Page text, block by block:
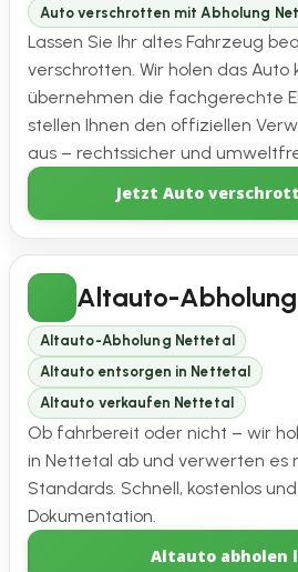
Auto verschrotten mit Abholung
Lassen Sie Ihr altes Fahrzeug
verschrotten. Wir holen das Auto
übernehmen die fachgerechte
stellen Ihnen den offiziellen
aus – rechtssicher und
Jetzt Auto
Altauto-Abholung
Altauto-Abholung Nettetal
Altauto entsorgen in Nettetal
Altauto verkaufen Nettetal
Ob fahrbereit oder nicht – wir
in Nettetal ab und verwerten es
Standards. Schnell, kostenlos
Dokumentation.
Altauto abholen